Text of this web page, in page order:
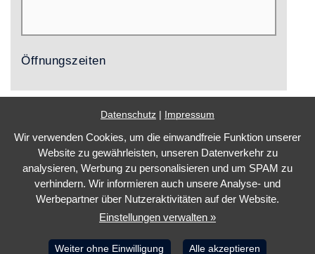
Öffnungszeiten
Impressum
Datenschutz
Barrierefreiheit
Cookie Einstellungen
Marketing by
Datenschutz Impressum
Wir verwenden Cookies, um die einwandfreie Funktion unserer
Website zu gewährleisten, unseren Datenverkehr zu
analysieren, Werbung zu personalisieren und um SPAM zu
verhindern. Wir informieren auch unsere Analyse- und
Werbepartner über Nutzeraktivitäten auf der Website.
Einstellungen verwalten »
Weiter ohne Einwilligung Alle akzeptieren